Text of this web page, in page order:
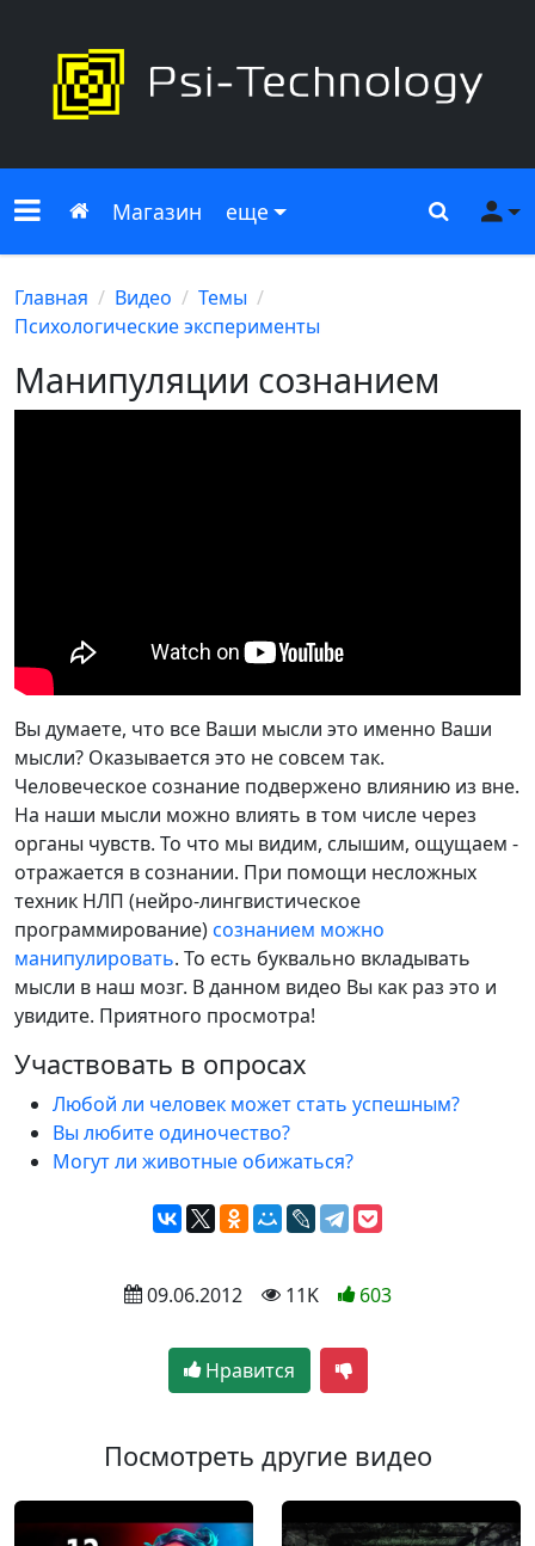
Меню сайта
Главная
Магазин еще Поиск
Главная Видео
Темы
Психологические эксперименты
Манипуляции сознанием
Вы думаете, что все Ваши мысли это именно Ваши
мысли? Оказывается это не совсем так.
Человеческое сознание подвержено влиянию из вне.
На наши мысли можно влиять в том числе через
органы чувств. То что мы видим, слышим, ощущаем -
отражается в сознании. При помощи несложных
техник НЛП (нейро-лингвистическое
программирование)сознанием можно
манипулировать. То есть буквально вкладывать
мысли в наш мозг. В данном видео Вы как раз это и
увидите. Приятного просмотра!
Участвовать в опросах
Любой ли человек может стать успешным?
Вы любите одиночество?
Могут ли животные обижаться?
09.06.2012 11K 603
Нравится
Посмотреть другие видео